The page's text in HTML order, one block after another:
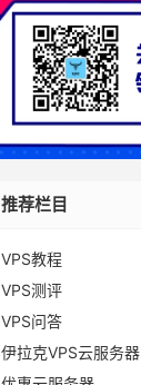
推荐栏目
VPS教程
VPS测评
VPS问答
伊拉克VPS云服务器